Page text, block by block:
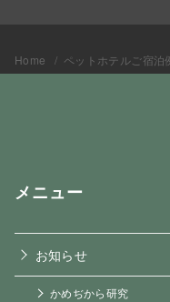
Home ペットホテルご宿泊
メニュー
お知らせ
かめぢから研究